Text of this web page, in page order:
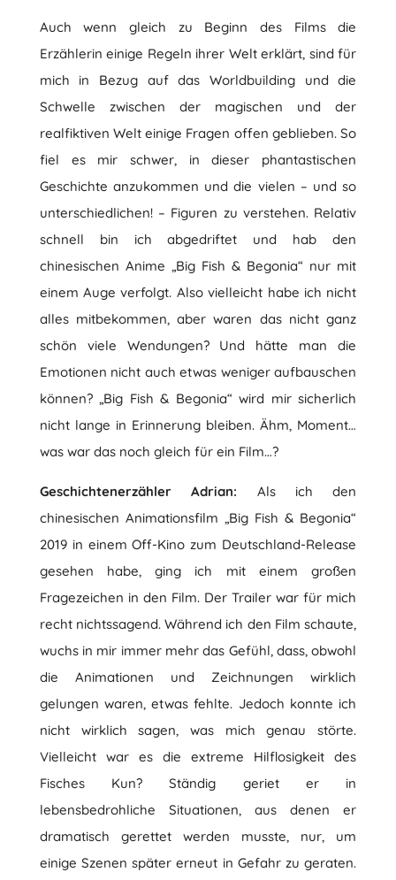
Auch wenn gleich zu Beginn des Films die
Erzählerin einige Regeln ihrer Welt erklärt, sind für
mich in Bezug auf das Worldbuilding und die
Schwelle zwischen der magischen und der
realfiktiven Welt einige Fragen offen geblieben. So
fiel es mir schwer, in dieser phantastischen
Geschichte anzukommen und die vielen – und so
unterschiedlichen! – Figuren zu verstehen. Relativ
schnell bin ich abgedriftet und hab den
chinesischen Anime „Big Fish & Begonia“ nur mit
einem Auge verfolgt. Also vielleicht habe ich nicht
alles mitbekommen, aber waren das nicht ganz
schön viele Wendungen? Und hätte man die
Emotionen nicht auch etwas weniger aufbauschen
können? „Big Fish & Begonia“ wird mir sicherlich
nicht lange in Erinnerung bleiben. Ähm, Moment…
was war das noch gleich für ein Film…?
Geschichtenerzähler Adrian: Als ich den
chinesischen Animationsfilm „Big Fish & Begonia“
2019 in einem Off-Kino zum Deutschland-Release
gesehen habe, ging ich mit einem großen
Fragezeichen in den Film. Der Trailer war für mich
recht nichtssagend. Während ich den Film schaute,
wuchs in mir immer mehr das Gefühl, dass, obwohl
die Animationen und Zeichnungen wirklich
gelungen waren, etwas fehlte. Jedoch konnte ich
nicht wirklich sagen, was mich genau störte.
Vielleicht war es die extreme Hilflosigkeit des
Fisches Kun? Ständig geriet er in
lebensbedrohliche Situationen, aus denen er
dramatisch gerettet werden musste, nur, um
einige Szenen später erneut in Gefahr zu geraten.